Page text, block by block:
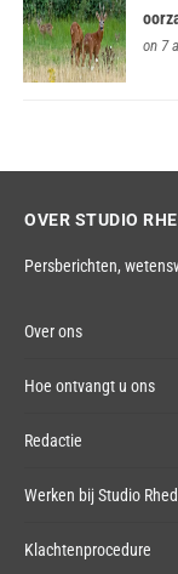
on 7
OVER STUDIO
Persberichten,
Over ons
Hoe ontvangt u ons
Redactie
Werken bij Studio
Klachtenprocedure